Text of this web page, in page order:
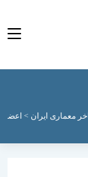
ایران > اعضای جاوید